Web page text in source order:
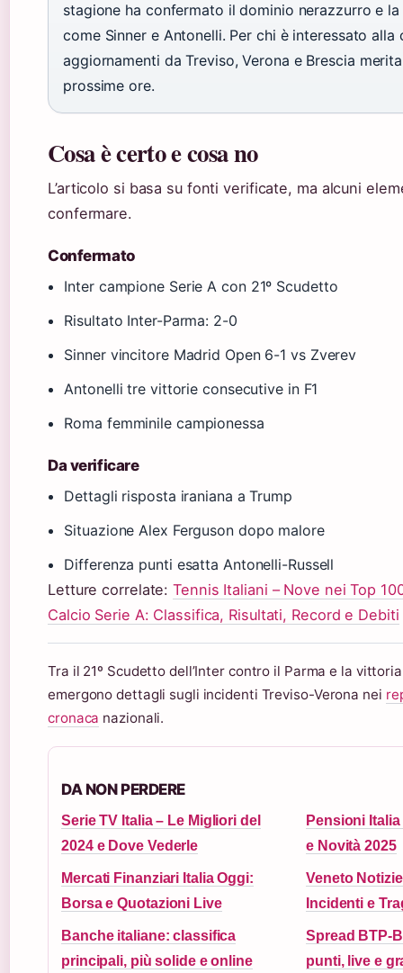
stagione ha confermato il dominio nerazzurro e
come Sinner e Antonelli. Per chi è interessato alla
aggiornamenti da Treviso, Verona e Brescia
prossime ore.
Cosa è certo e cosa no
L’articolo si basa su fonti verificate, ma alcuni
confermare.
Confermato
Inter campione Serie A con 21º Scudetto
Risultato Inter-Parma: 2-0
Sinner vincitore Madrid Open 6-1 vs Zverev
Antonelli tre vittorie consecutive in F1
Roma femminile campionessa
Da verificare
Dettagli risposta iraniana a Trump
Situazione Alex Ferguson dopo malore
Differenza punti esatta Antonelli-Russell
Letture correlate:Tennis Italiani – Nove nei Top
Calcio Serie A: Classifica, Risultati, Record e Debiti
Tra il 21º Scudetto dell’Inter contro il Parma e la
emergono dettagli sugli incidenti Treviso-Verona nei
cronaca nazionali.
DA NON PERDERE
Serie TV Italia – Le Migliori del
2024 e Dove Vederle
Pensioni
e Novità 2025
Mercati Finanziari Italia Oggi:
Borsa e Quotazioni Live
Veneto
Incidenti e
Banche italiane: classifica
principali, più solide e online
Spread BTP-
punti, live e